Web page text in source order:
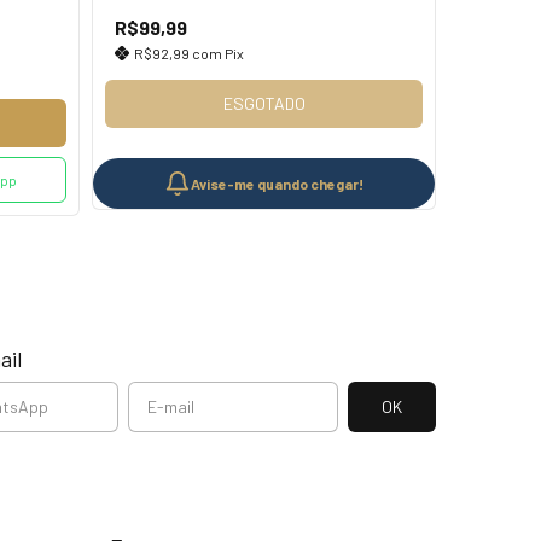
R$99,99
R$92,99 com Pix
ESGOTADO
Avise-me quando chegar!